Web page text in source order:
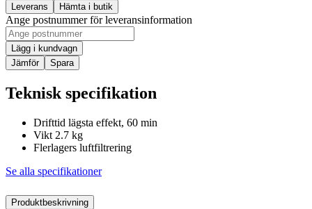
Leverans Hämta i butik
Ange postnummer för leveransinformation
Lägg i kundvagn
Jämför
Spara
Teknisk specifikation
Drifttid lägsta effekt, 60 min
Vikt 2.7 kg
Flerlagers luftfiltrering
Se alla specifikationer
Produktbeskrivning